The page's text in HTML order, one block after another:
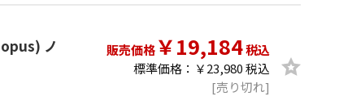
ノ
販売価格￥19,184税込
標準価格：￥23,980 税込
[売り切れ]